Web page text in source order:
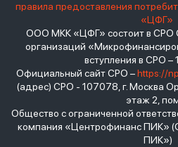
правила предоставления
«ЦФГ»
ООО МКК «ЦФГ» состоит в СРО
организаций
вступления в СРО –
Официальный сайт СРО –https://
(адрес) СРО - 107078, г. Москва
этаж 2,
Общество с ограниченной
компания «Центрофинанс ПИК»
ПИК»)